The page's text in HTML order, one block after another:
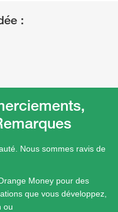
Nous sommes ravis de
Money pour des
que vous développez,
ou